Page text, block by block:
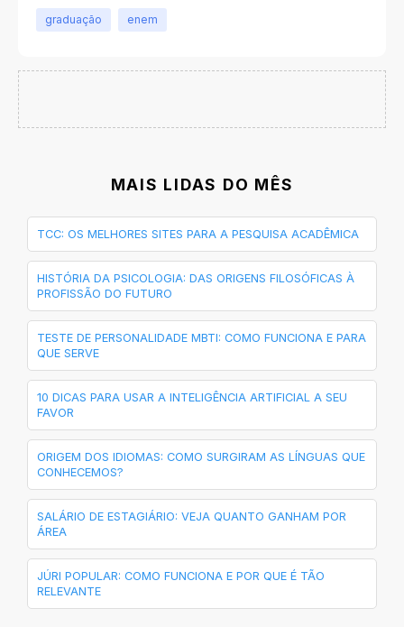
graduação enem
MAIS LIDAS DO MÊS
TCC: OS MELHORES SITES PARA A PESQUISA ACADÊMICA
HISTÓRIA DA PSICOLOGIA: DAS ORIGENS FILOSÓFICAS À
PROFISSÃO DO FUTURO
TESTE DE PERSONALIDADE MBTI: COMO FUNCIONA E PARA
QUE SERVE
10 DICAS PARA USAR A INTELIGÊNCIA ARTIFICIAL A SEU
FAVOR
ORIGEM DOS IDIOMAS: COMO SURGIRAM AS LÍNGUAS QUE
CONHECEMOS?
SALÁRIO DE ESTAGIÁRIO: VEJA QUANTO GANHAM POR
ÁREA
JÚRI POPULAR: COMO FUNCIONA E POR QUE É TÃO
RELEVANTE